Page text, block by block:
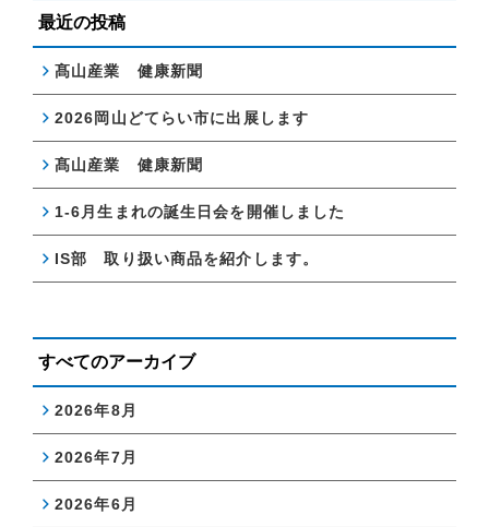
最近の投稿
髙山産業 健康新聞
2026岡山どてらい市に出展します
髙山産業 健康新聞
1-6月生まれの誕生日会を開催しました
IS部 取り扱い商品を紹介します。
すべてのアーカイブ
2026年8月
2026年7月
2026年6月